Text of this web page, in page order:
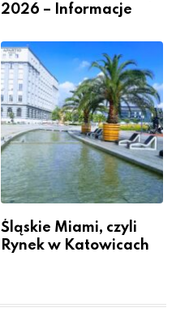
2026 – Informacje
Śląskie Miami, czyli
Rynek w Katowicach